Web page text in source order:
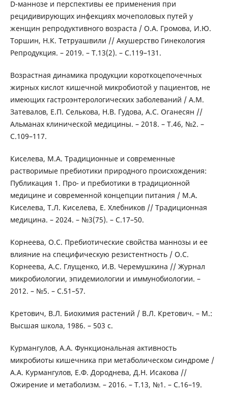
D-маннозе и перспективы ее применения при
рецидивирующих инфекциях мочеполовых путей у
женщин репродуктивного возраста / О.А. Громова, И.Ю.
Торшин, Н.К. Тетруашвили // Акушерство Гинекология
Репродукция. – 2019. – Т.13(2). – С.119–131.
Возрастная динамика продукции короткоцепочечных
жирных кислот кишечной микробиотой у пациентов, не
имеющих гастроэнтерологических заболеваний / А.М.
Затевалов, Е.П. Селькова, Н.В. Гудова, А.С. Оганесян //
Альманах клинической медицины. – 2018. – Т.46, №2. –
С.109–117.
Киселева, М.А. Традиционные и современные
растворимые пребиотики природного происхождения:
Публикация 1. Про- и пребиотики в традиционной
медицине и современной концепции питания / М.А.
Киселева, Т.Л. Киселева, Е. Хлебников // Традиционная
медицина. – 2024. – №3(75). – С.17–50.
Корнеева, О.С. Пребиотические свойства маннозы и ее
влияние на специфическую резистентность / О.С.
Корнеева, А.С. Глущенко, И.В. Черемушкина // Журнал
микробиологии, эпидемиологии и иммунобиологии. –
2012. – №5. – С.51–57.
Кретович, В.Л. Биохимия растений / В.Л. Кретович. – М.:
Высшая школа, 1986. – 503 с.
Курмангулов, А.А. Функциональная активность
микробиоты кишечника при метаболическом синдроме /
А.А. Курмангулов, Е.Ф. Дороднева, Д.Н. Исакова //
Ожирение и метаболизм. – 2016. – Т.13, №1. – С.16–19.